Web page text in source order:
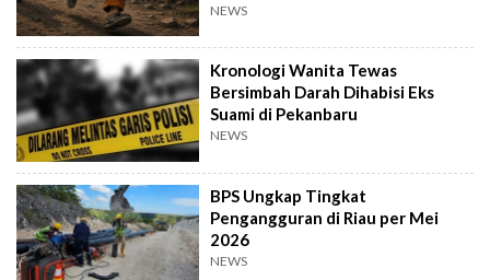
NEWS
Kronologi Wanita Tewas
Bersimbah Darah Dihabisi Eks
Suami di Pekanbaru
NEWS
BPS Ungkap Tingkat
Pengangguran di Riau per Mei
2026
NEWS